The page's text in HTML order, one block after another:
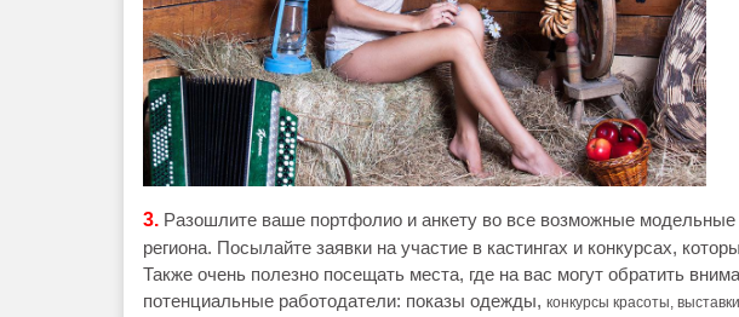
3. Разошлите ваше портфолио и анкету во все возможные модельные
региона. Посылайте заявки на участие в кастингах и конкурсах,
Также очень полезно посещать места, где на вас могут обратить
потенциальные работодатели: показы одежды, конкурсы красоты,